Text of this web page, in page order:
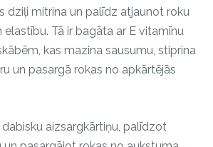
dziļi mitrina un palīdz atjaunot roku
Tā ir bagāta ar E vitamīnu
kas mazina sausumu, stiprina
un pasargā rokas no apkārtējās
aizsargkārtiņu, palīdzot